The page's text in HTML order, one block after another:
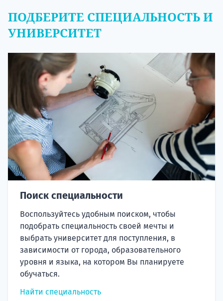
ПОДБЕРИТЕ СПЕЦИАЛЬНОСТЬ И
УНИВЕРСИТЕТ
Поиск специальности
Воспользуйтесь удобным поиском, чтобы
подобрать специальность своей мечты и
выбрать университет для поступления, в
зависимости от города, образовательного
уровня и языка, на котором Вы планируете
обучаться.
Найти специальность